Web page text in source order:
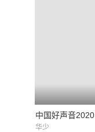
中国好声音2020
华少